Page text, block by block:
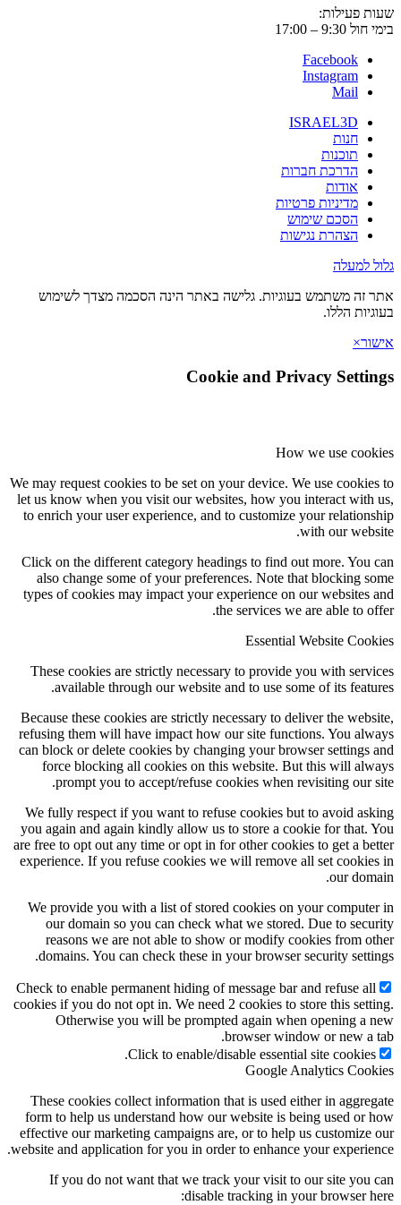
פעילות:
– 17:00
Facebook
Instagram
Mail
ISRAEL3D
חנות
תוכנות
הדרכת חברות
אודות
מדיניות פרטיות
הסכם שימוש
הצהרת נגישות
למעלה
זה משתמש בעוגיות. גלישה באתר הינה הסכמה מצדך לשימוש
הללו.
×
Cookie and Privacy
How we use
We may request cookies to be set on your device. We use
let us know when you visit our websites, how you interact
to enrich your user experience, and to customize your
with our
Click on the different category headings to find out more. You
also change some of your preferences. Note that blocking
types of cookies may impact your experience on our websites
the services we are able to
Essential Website
These cookies are strictly necessary to provide you with
available through our website and to use some of its
Because these cookies are strictly necessary to deliver the
refusing them will have impact how our site functions. You
can block or delete cookies by changing your browser settings
force blocking all cookies on this website. But this will
prompt you to accept/refuse cookies when revisiting our
We fully respect if you want to refuse cookies but to avoid
you again and again kindly allow us to store a cookie for that.
are free to opt out any time or opt in for other cookies to get a
experience. If you refuse cookies we will remove all set
our
We provide you with a list of stored cookies on your
our domain so you can check what we stored. Due to
reasons we are not able to show or modify cookies from
domains. You can check these in your browser security
Check to enable permanent hiding of message bar and refuse
cookies if you do not opt in. We need 2 cookies to store this
Otherwise you will be prompted again when opening a
browser window or new a
Click to enable/disable essential site
Google Analytics
These cookies collect information that is used either in
form to help us understand how our website is being used or
effective our marketing campaigns are, or to help us
website and application for you in order to enhance your
If you do not want that we track your visit to our site you
disable tracking in your browser